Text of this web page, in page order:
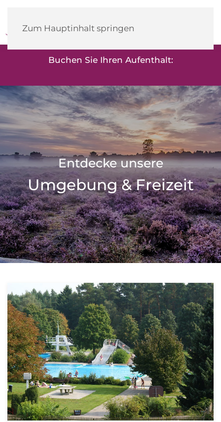
Zum Hauptinhalt springen
Herrenbrücke
Buchen Sie Ihren Aufenthalt:
Entdecke unsere
Umgebung & Freizeit